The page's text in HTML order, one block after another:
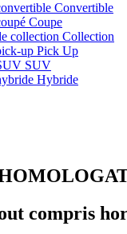
Convertible
Coupe
Collection
Pick Up
SUV
Hybride
compris